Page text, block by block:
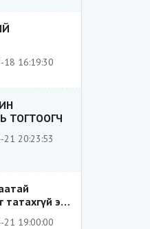
16:19:30
ТОГТООГЧ
20:23:53
татахгүй ээ,
19:00:00